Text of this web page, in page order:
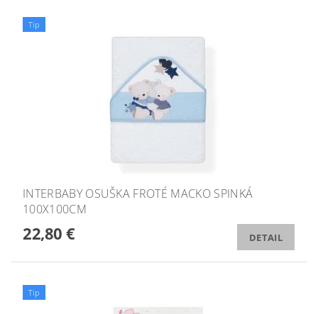
Tip
INTERBABY OSUŠKA FROTÉ MACKO SPINKÁ
100X100CM
22,80 € DETAIL
Tip